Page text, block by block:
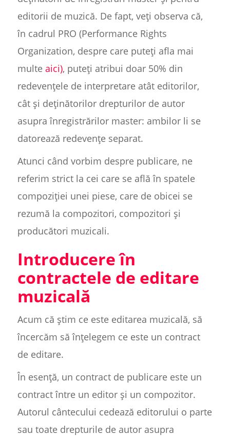
editorii de muzică. De fapt, veți observa că,
în cadrul PRO (Performance Rights
Organization, despre care puteți afla mai
multe aici), puteți atribui doar 50% din
redevențele de interpretare atât editorilor,
cât și deținătorilor drepturilor de autor
asupra înregistrărilor master: ambilor li se
datorează redevențe separat.
Atunci când vorbim despre publicare, ne
referim strict la cei care se află în spatele
compoziției unei piese, care de obicei se
rezumă la compozitori, compozitori și
producători muzicali.
Introducere în
contractele de editare
muzicală
Acum că știm ce este editarea muzicală, să
încercăm să înțelegem ce este un contract
de editare.
În esență, un contract de publicare este un
contract între un editor și un compozitor.
Autorul cântecului cedează editorului o parte
sau toate drepturile de autor asupra